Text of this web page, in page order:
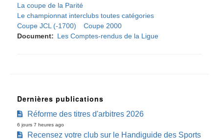
La coupe de la Parité
Le championnat interclubs toutes catégories
Coupe JCL (-1700)
Coupe 2000
Document
Les Comptes-rendus de la Ligue
Dernières publications
Réforme des titres d'arbitres 2026
6 jours 7 heures ago
Recensez votre club sur le Handiguide des Sports